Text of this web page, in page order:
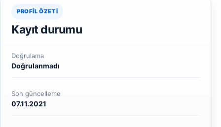
PROFIL ÖZETI
Kayıt durumu
Doğrulama
Doğrulanmadı
Son güncelleme
07.11.2021